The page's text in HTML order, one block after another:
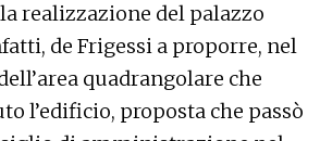
realizzazione del palazzo
de Frigessi a proporre, nel
quadrangolare che
l’edificio, proposta che passò